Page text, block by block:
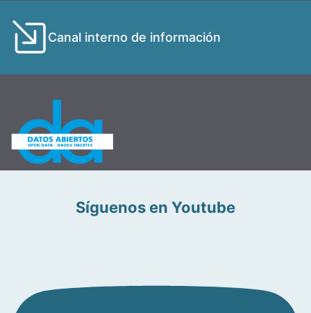
Canal interno de información
Síguenos en Youtube